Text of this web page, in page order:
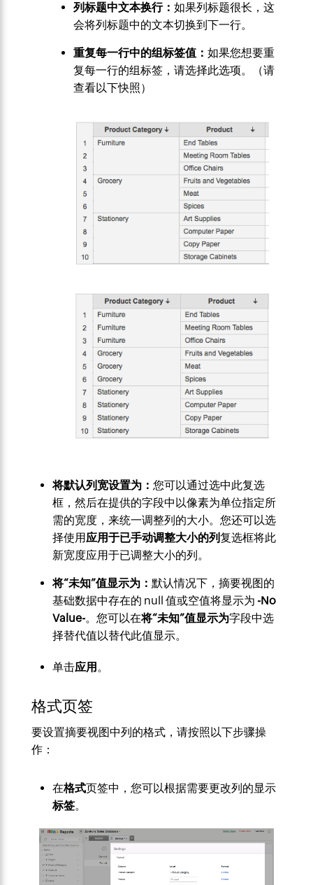
列标题中文本换行： 如果列标题很长，这
会将列标题中的文本切换到下一行。
重复每一行中的组标签值： 如果您想要重
复每一行的组标签，请选择此选项。（请
查看以下快照）
将默认列宽设置为： 您可以通过选中此复选
框，然后在提供的字段中以像素为单位指定所
需的宽度，来统一调整列的大小。您还可以选
择使用应用于已手动调整大小的列复选框将此
新宽度应用于已调整大小的列。
将“未知”值显示为： 默认情况下，摘要视图的
基础数据中存在的 null 值或空值将显示为 -No
Value-。您可以在将“未知”值显示为字段中选
择替代值以替代此值显示。
单击应用 。
格式页签
要设置摘要视图中列的格式，请按照以下步骤操
作：
在格式页签中，您可以根据需要更改列的显示
标签。